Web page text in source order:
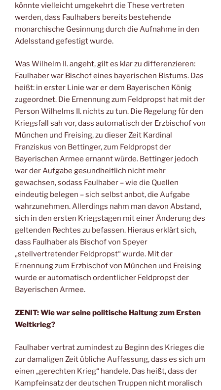
könnte vielleicht umgekehrt die These vertreten
werden, dass Faulhabers bereits bestehende
monarchische Gesinnung durch die Aufnahme in den
Adelsstand gefestigt wurde.
Was Wilhelm II. angeht, gilt es klar zu differenzieren:
Faulhaber war Bischof eines bayerischen Bistums. Das
heißt: in erster Linie war er dem Bayerischen König
zugeordnet. Die Ernennung zum Feldpropst hat mit der
Person Wilhelms II. nichts zu tun. Die Regelung für den
Kriegsfall sah vor, dass automatisch der Erzbischof von
München und Freising, zu dieser Zeit Kardinal
Franziskus von Bettinger, zum Feldpropst der
Bayerischen Armee ernannt würde. Bettinger jedoch
war der Aufgabe gesundheitlich nicht mehr
gewachsen, sodass Faulhaber – wie die Quellen
eindeutig belegen – sich selbst anbot, die Aufgabe
wahrzunehmen. Allerdings nahm man davon Abstand,
sich in den ersten Kriegstagen mit einer Änderung des
geltenden Rechtes zu befassen. Hieraus erklärt sich,
dass Faulhaber als Bischof von Speyer
„stellvertretender Feldpropst“ wurde. Mit der
Ernennung zum Erzbischof von München und Freising
wurde er automatisch ordentlicher Feldpropst der
Bayerischen Armee.
ZENIT: Wie war seine politische Haltung zum Ersten
Weltkrieg?
Faulhaber vertrat zumindest zu Beginn des Krieges die
zur damaligen Zeit übliche Auffassung, dass es sich um
einen „gerechten Krieg“ handele. Das heißt, dass der
Kampfeinsatz der deutschen Truppen nicht moralisch